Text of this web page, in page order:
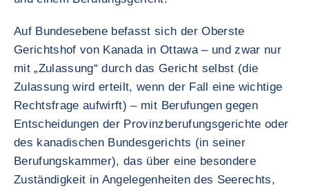
Auf Bundesebene befasst sich der Oberste
Gerichtshof von Kanada in Ottawa – und zwar nur
mit „Zulassung“ durch das Gericht selbst (die
Zulassung wird erteilt, wenn der Fall eine wichtige
Rechtsfrage aufwirft) – mit Berufungen gegen
Entscheidungen der Provinzberufungsgerichte oder
des kanadischen Bundesgerichts (in seiner
Berufungskammer), das über eine besondere
Zuständigkeit in Angelegenheiten des Seerechts,